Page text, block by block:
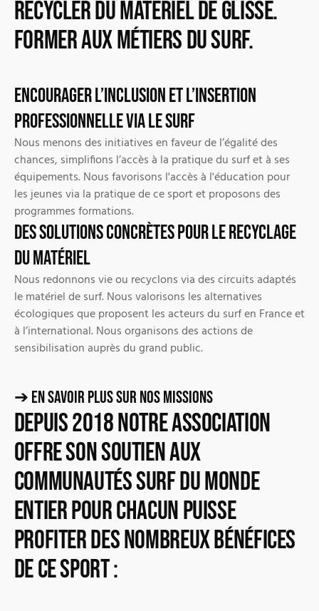
recycler du matériel de glisse.
Former aux métiers du surf.
Encourager l’inclusion et l’insertion
professionnelle via le surf
Nous menons des initiatives en faveur de l’égalité des
chances, simplifions l’accès à la pratique du surf et à ses
équipements. Nous favorisons l'accès à l'éducation pour
les jeunes via la pratique de ce sport et proposons des
programmes formations.
Des solutions concrètes pour le recyclage
du matériel
Nous redonnons vie ou recyclons via des circuits adaptés
le matériel de surf. Nous valorisons les alternatives
écologiques que proposent les acteurs du surf en France et
à l’international. Nous organisons des actions de
sensibilisation auprès du grand public.
➔ En savoir plus sur nos missions
Depuis 2018 notre association
offre son soutien aux
communautés surf du monde
entier pour chacun puisse
profiter des nombreux bénéfices
de ce sport :